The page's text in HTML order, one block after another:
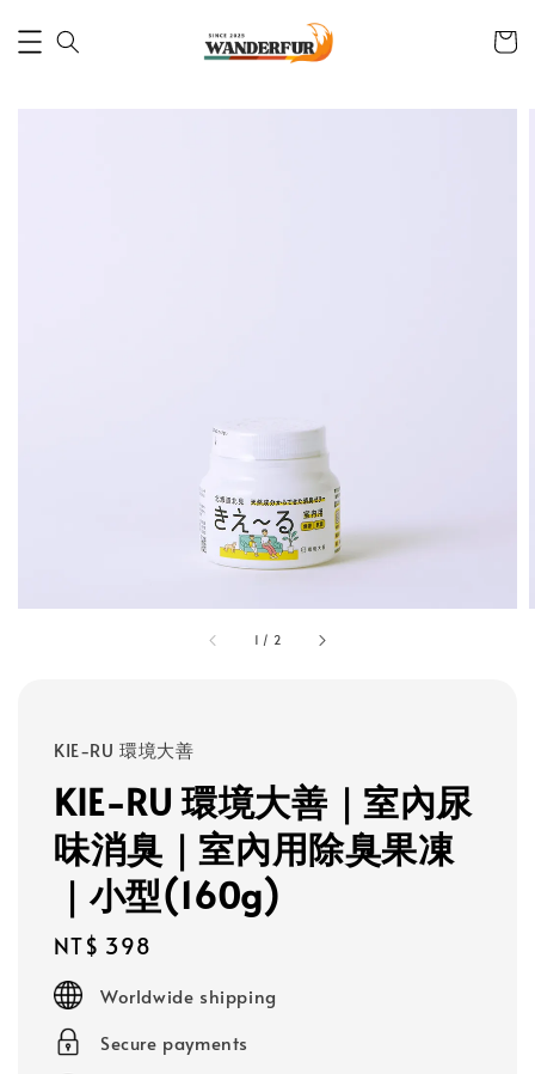
1 / 2
KIE-RU 環境大善
KIE-RU 環境大善｜室內尿
味消臭｜室內用除臭果凍
｜小型(160g)
Regular
price
NT$ 398
Worldwide shipping
Secure payments